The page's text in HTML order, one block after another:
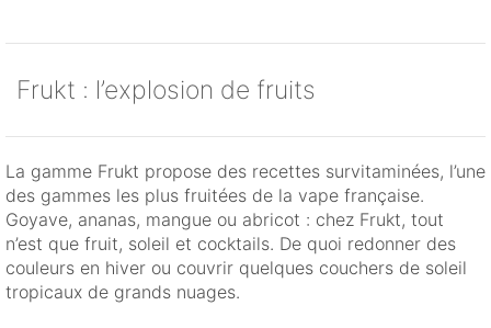
Frukt : l’explosion de fruits
La gamme Frukt propose des recettes survitaminées, l’une
des gammes les plus fruitées de la vape française.
Goyave, ananas, mangue ou abricot : chez Frukt, tout
n’est que fruit, soleil et cocktails. De quoi redonner des
couleurs en hiver ou couvrir quelques couchers de soleil
tropicaux de grands nuages.